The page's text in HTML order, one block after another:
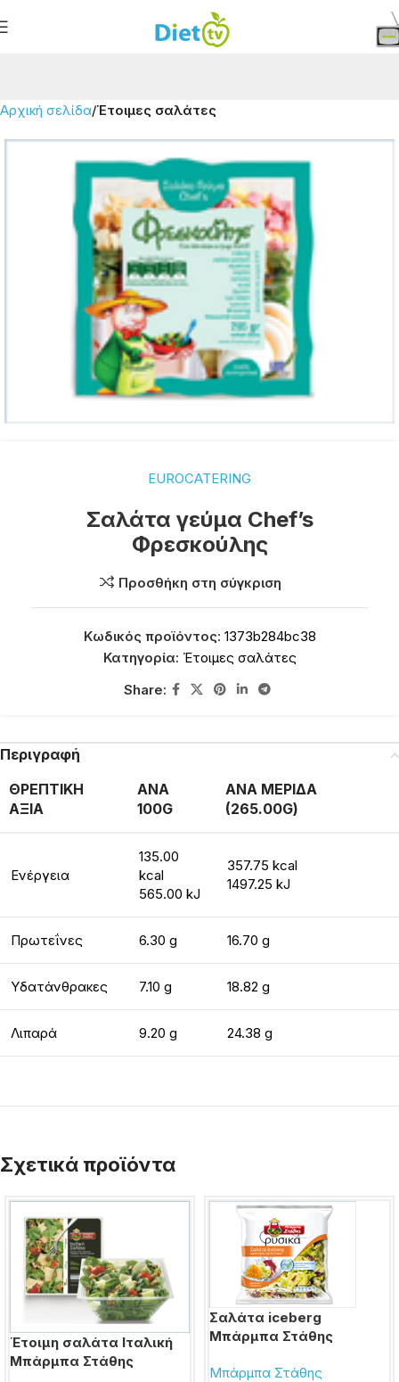
Αρχική σελίδα Έτοιμες σαλάτες
EUROCATERING
Σαλάτα γεύμα Chef’s
Φρεσκούλης
Προσθήκη στη σύγκριση
Κωδικός προϊόντος: 1373b284bc38
Κατηγορία: Έτοιμες σαλάτες
Share:
Περιγραφή
ΘΡΕΠΤΙΚΗ
ΑΞΙΑ
ΑΝΑ
100G
ΑΝΑ ΜΕΡΙΔΑ
(265.00G)
Ενέργεια
135.00
kcal
565.00 kJ
357.75 kcal
1497.25 kJ
Πρωτεΐνες 6.30 g 16.70 g
Υδατάνθρακες 7.10 g 18.82 g
Λιπαρά 9.20 g 24.38 g
Σχετικά προϊόντα
Έτοιμη σαλάτα Ιταλική
Μπάρμπα Στάθης
Σαλάτα iceberg
Μπάρμπα Στάθης
Μπάρμπα Στάθης